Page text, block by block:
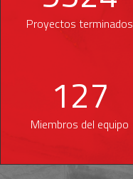
Proyectos terminados
127
Miembros del equipo